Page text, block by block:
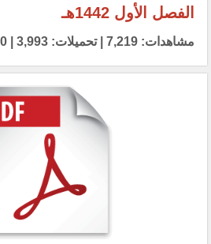
الفصل الأول 1442هـ
مشاهدات: 7,219 | تحميلات: 3,993 | 01/11/2020 02:33 pm